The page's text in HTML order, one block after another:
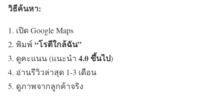
วิธีค้นหา:
เปิด Google Maps
พิมพ์ “โรตีใกล้ฉัน”
ดูคะแนน (แนะนำ 4.0 ขึ้นไป)
อ่านรีวิวล่าสุด 1-3 เดือน
ดูภาพจากลูกค้าจริง